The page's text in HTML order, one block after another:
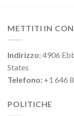
METTITI IN
Indirizzo:4906
States
Telefono: +1 646
POLITICHE